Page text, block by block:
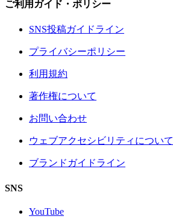
ご利用ガイド・ポリシー
SNS投稿ガイドライン
プライバシーポリシー
利用規約
著作権について
お問い合わせ
ウェブアクセシビリティについて
ブランドガイドライン
SNS
YouTube